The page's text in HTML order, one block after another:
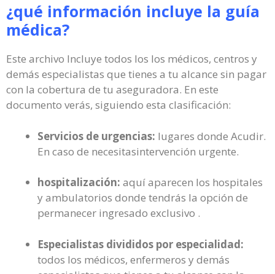
¿qué información incluye la guía
médica?
Este archivo Incluye todos los los médicos, centros y
demás especialistas que tienes a tu alcance sin pagar
con la cobertura de tu aseguradora. En este
documento verás, siguiendo esta clasificación:
Servicios de urgencias: lugares donde Acudir.
En caso de necesitasintervención urgente.
hospitalización: aquí aparecen los hospitales
y ambulatorios donde tendrás la opción de
permanecer ingresado exclusivo .
Especialistas divididos por especialidad:
todos los médicos, enfermeros y demás